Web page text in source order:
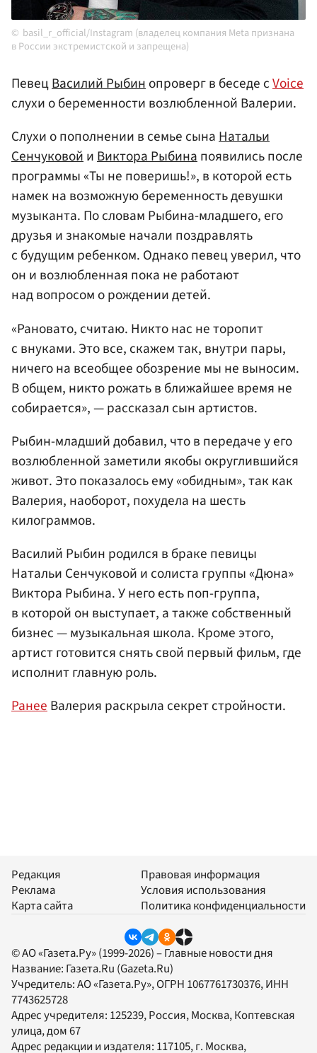
basil_r_official/Instagram (владелец компания Meta признана
в России экстремистской и запрещена)
ПевецВасилий Рыбинопроверг в беседе сVoice
слухи о беременности возлюбленной Валерии.
Слухи о пополнении в семье сынаНатальи
СенчуковойиВиктора Рыбинапоявились после
программы «Ты не поверишь!», в которой есть
намек на возможную беременность девушки
музыканта. По словам Рыбина-младшего, его
друзья и знакомые начали поздравлять
с будущим ребенком. Однако певец уверил, что
он и возлюбленная пока не работают
над вопросом о рождении детей.
«Рановато, считаю. Никто нас не торопит
с внуками. Это все, скажем так, внутри пары,
ничего на всеобщее обозрение мы не выносим.
В общем, никто рожать в ближайшее время не
собирается», — рассказал сын артистов.
Рыбин-младший добавил, что в передаче у его
возлюбленной заметили якобы округлившийся
живот. Это показалось ему «обидным», так как
Валерия, наоборот, похудела на шесть
килограммов.
Василий Рыбин родился в браке певицы
Натальи Сенчуковой и солиста группы «Дюна»
Виктора Рыбина. У него есть поп-группа,
в которой он выступает, а также собственный
бизнес — музыкальная школа. Кроме этого,
артист готовится снять свой первый фильм, где
исполнит главную роль.
РанееВалерия раскрыла секрет стройности.
Редакция
Реклама
Карта сайта
Правовая информация
Условия использования
Политика конфиденциальности
© АО «Газета.Ру» (1999-2026) – Главные новости дня
Название: Газета.Ru (Gazeta.Ru)
Учредитель:АО «Газета.Ру», ОГРН 1067761730376, ИНН
7743625728
Адрес учредителя: 125239, Россия, Москва, Коптевская
улица, дом 67
Адрес редакции и издателя: 117105, г. Москва,